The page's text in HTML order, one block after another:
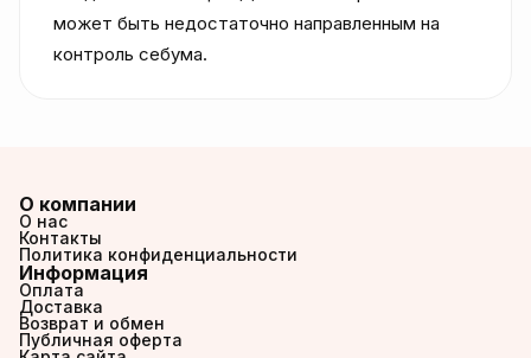
может быть недостаточно направленным на
контроль себума.
О компании
О нас
Контакты
Политика конфиденциальности
Информация
Оплата
Доставка
Возврат и обмен
Публичная оферта